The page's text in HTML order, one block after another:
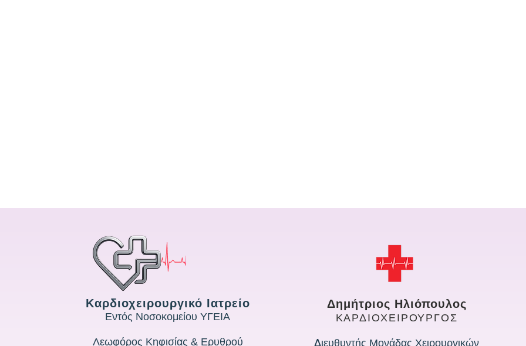
Καρδιοχειρουργικό Ιατρείο
Εντός Νοσοκομείου ΥΓΕΙΑ
Λεωφόρος Κηφισίας & Ερυθρού
Δημήτριος Ηλιόπουλος
ΚΑΡΔΙΟΧΕΙΡΟΥΡΓΟΣ
Διευθυντής Μονάδας Χειρουργικών